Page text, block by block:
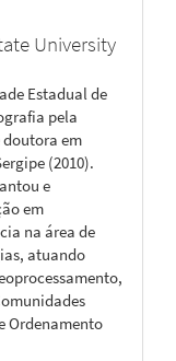
University
Estadual de
pela
doutora em
(2010).
e
em
na área de
atuando
Ordenamento